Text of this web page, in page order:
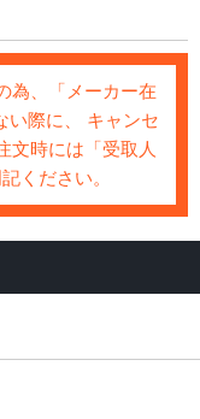
為、「メーカー在
い際に、 キャンセ
文時には「受取人
ください。